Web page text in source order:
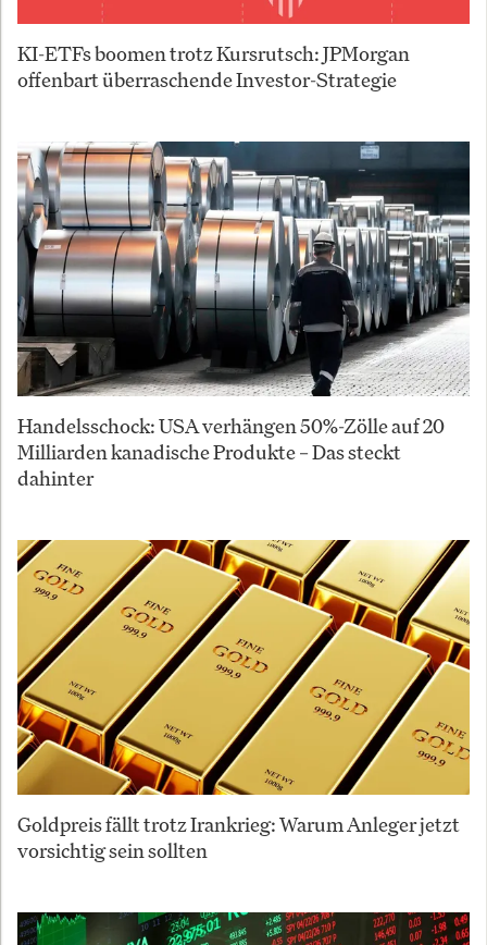
KI-ETFs boomen trotz Kursrutsch: JPMorgan
offenbart überraschende Investor-Strategie
Handelsschock: USA verhängen 50%-Zölle auf 20
Milliarden kanadische Produkte – Das steckt
dahinter
Goldpreis fällt trotz Irankrieg: Warum Anleger jetzt
vorsichtig sein sollten